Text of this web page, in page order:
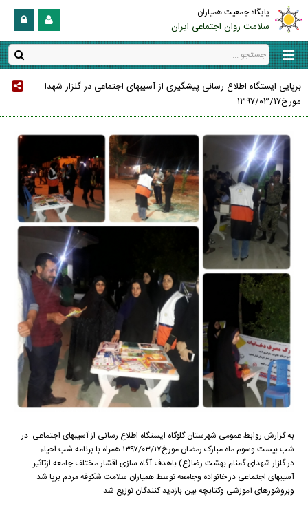
پایگاه جمعیت همیاران
سلامت روان اجتماعی ایران
برپایی ایستگاه اطلاع رسانی پیشگیری از آسیبهای اجتماعی در گلزار شهدا
مورخ۱۳۹۷/۰۳/۱۷
به گزارش روابط عمومی شهرستان گلوگاه ایستگاه اطلاع رسانی از آسیبهای اجتماعی در
شب بیست وسوم ماه مبارک رمضان مورخ۱۳۹۷/۰۳/۱۷ همراه با برنامه شب احیاء
در گلزار شهدای گمنام بهشت رضا(ع) باهدف آگاه سازی اقشار مختلف جامعه ازتاثیر
آسیبهای اجتماعی در خانواده وجامعه توسط همیاران سلامت شکوفه مردم برپا شد
وبروشورهای آموزشی وکتابچه بین بازدید کنندگان توزیع شد.